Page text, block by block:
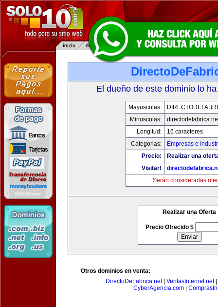
El dueño de este dominio lo
Mayusculas:
Minusculas:
Longitud:
16 caracteres
Categorias:
Empresas e
Precio:
Realizar una
Visitar!
Serán consideradas
Realizar una Oferta
Precio Ofrecido $
Otros dominios en venta:
DirectoDeFabrica.net| VentasInternet.net|
CyberAgencia.com